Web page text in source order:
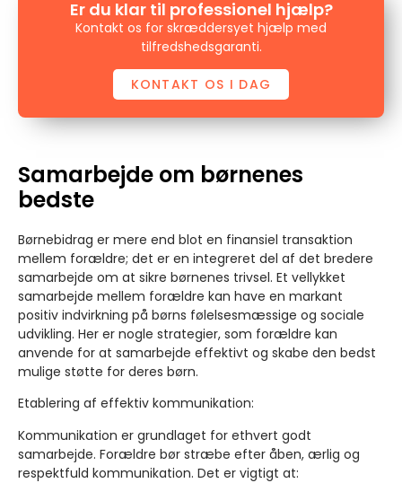
Er du klar til professionel hjælp?
Kontakt os for skræddersyet hjælp med
tilfredshedsgaranti.
KONTAKT OS I DAG
Samarbejde om børnenes
bedste
Børnebidrag er mere end blot en finansiel transaktion
mellem forældre; det er en integreret del af det bredere
samarbejde om at sikre børnenes trivsel. Et vellykket
samarbejde mellem forældre kan have en markant
positiv indvirkning på børns følelsesmæssige og sociale
udvikling. Her er nogle strategier, som forældre kan
anvende for at samarbejde effektivt og skabe den bedst
mulige støtte for deres børn.
Etablering af effektiv kommunikation:
Kommunikation er grundlaget for ethvert godt
samarbejde. Forældre bør stræbe efter åben, ærlig og
respektfuld kommunikation. Det er vigtigt at: